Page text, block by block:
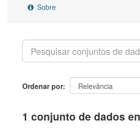
Sobre
Ordenar por
1 conjunto de dados